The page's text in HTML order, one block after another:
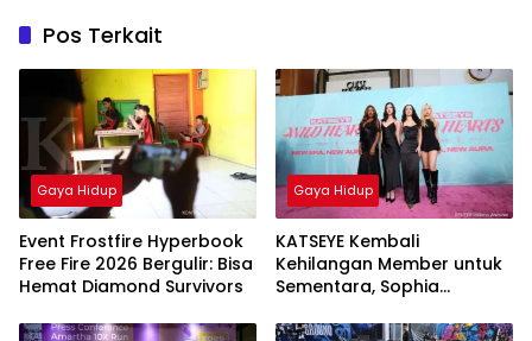
Pos Terkait
Gaya Hidup
Event Frostfire Hyperbook
Free Fire 2026 Bergulir: Bisa
Hemat Diamond Survivors
Gaya Hidup
KATSEYE Kembali
Kehilangan Member untuk
Sementara, Sophia